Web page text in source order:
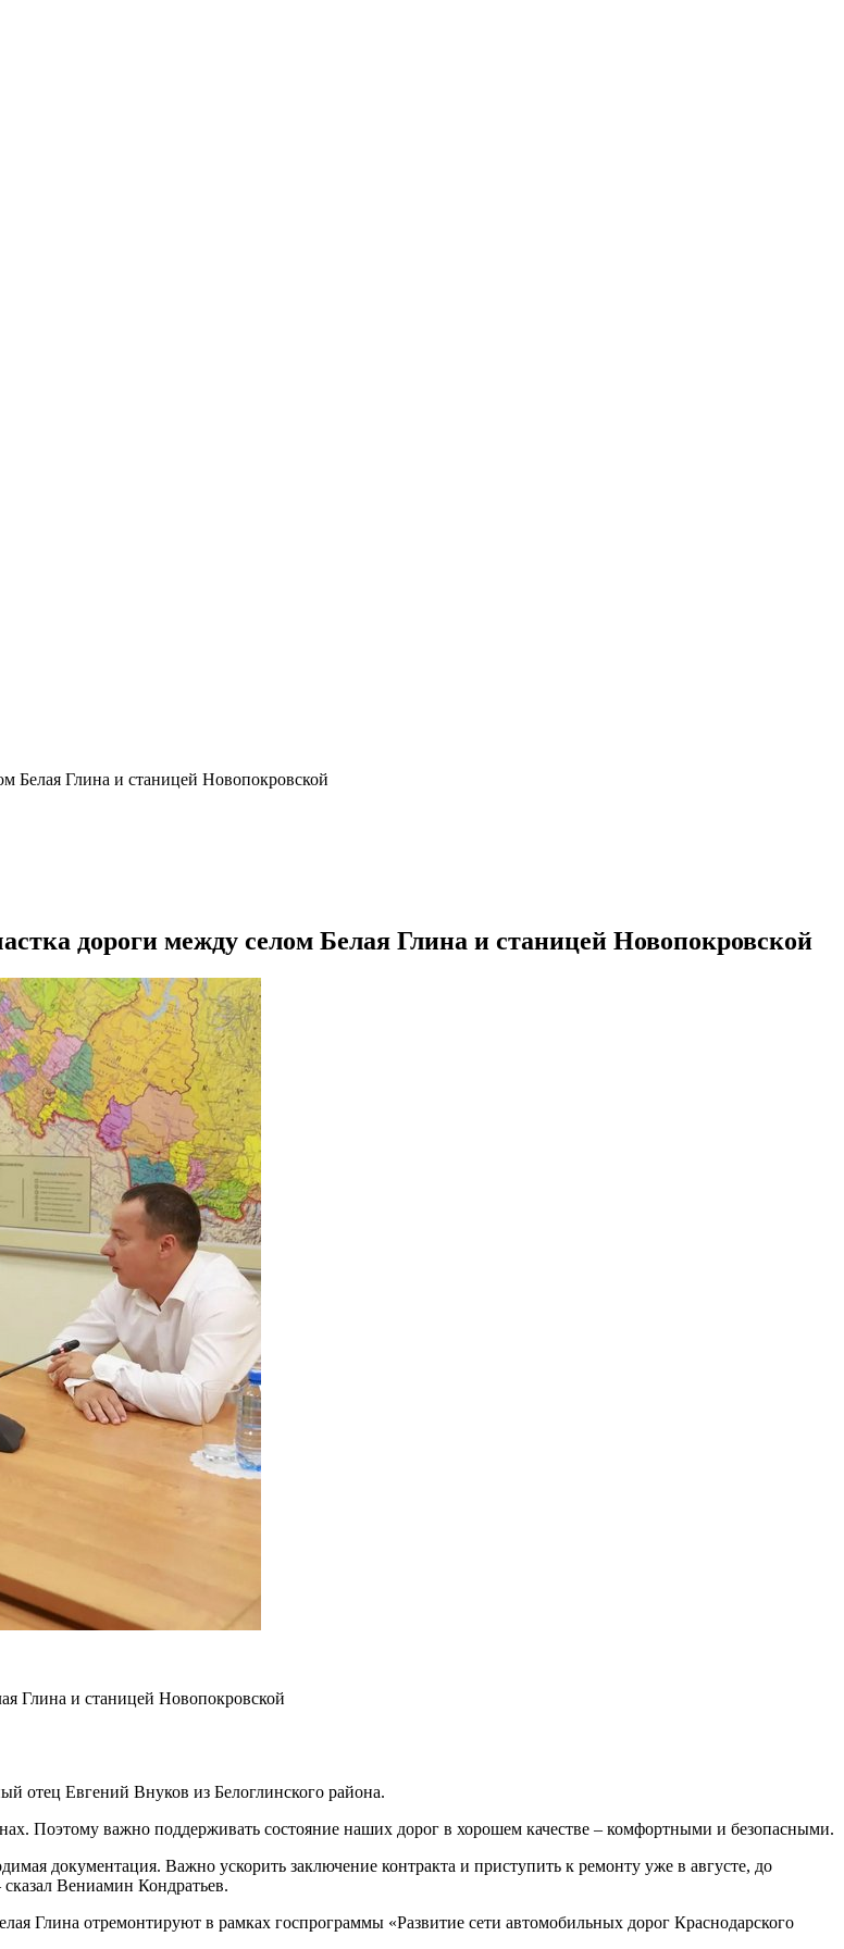
Белая Глина и станицей Новопокровской
дороги между селом Белая Глина и станицей Новопокровской
Глина и станицей Новопокровской
отец Евгений Внуков из Белоглинского района.
Поэтому важно поддерживать состояние наших дорог в хорошем качестве – комфортными и безопасными.
документация. Важно ускорить заключение контракта и приступить к ремонту уже в августе, до
Вениамин Кондратьев.
Глина отремонтируют в рамках госпрограммы «Развитие сети автомобильных дорог Краснодарского